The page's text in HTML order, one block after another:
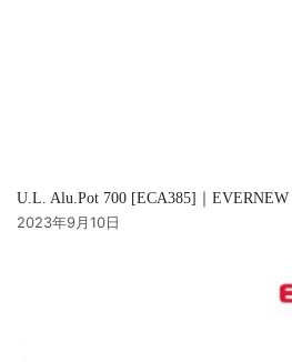
U.L. Alu.Pot 700 [ECA385]｜EVERNEW
2023年9月10日